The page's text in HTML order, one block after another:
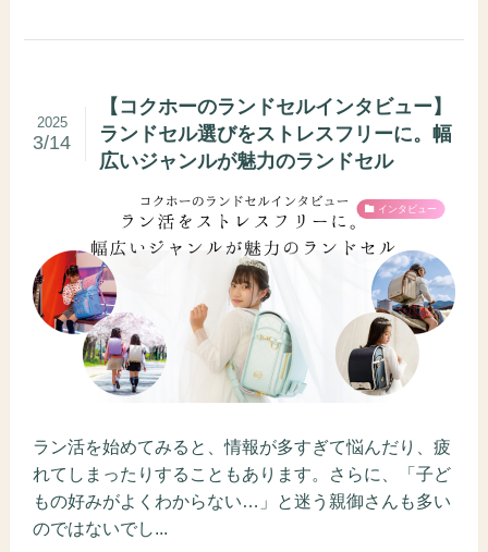
【コクホーのランドセルインタビュー】
ランドセル選びをストレスフリーに。幅
広いジャンルが魅力のランドセル
2025
3/14
インタビュー
ラン活を始めてみると、情報が多すぎて悩んだり、疲
れてしまったりすることもあります。さらに、「子ど
もの好みがよくわからない…」と迷う親御さんも多い
のではないでし...